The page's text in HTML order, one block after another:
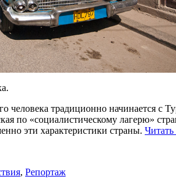
человека традиционно начинается
по «социалистическому лагерю»
эти характеристики страны.
, Репортаж